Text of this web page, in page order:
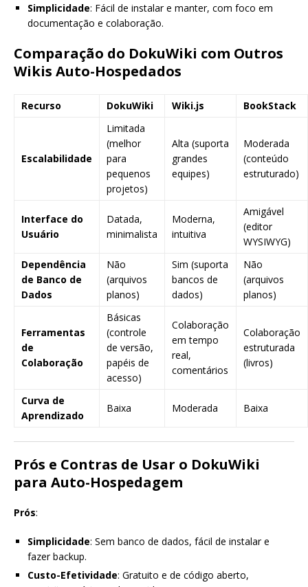
Simplicidade: Fácil de instalar e manter, com foco em
documentação e colaboração.
Comparação do DokuWiki com Outros
Wikis Auto-Hospedados
Recurso DokuWiki Wiki.js BookStack
Escalabilidade
Limitada
(melhor
para
pequenos
projetos)
Alta (suporta
grandes
equipes)
Moderada
(conteúdo
estruturado)
Interface do
Usuário
Datada,
minimalista
Moderna,
intuitiva
Amigável
(editor
WYSIWYG)
Dependência
de Banco de
Dados
Não
(arquivos
planos)
Sim (suporta
bancos de
dados)
Não
(arquivos
planos)
Ferramentas
de
Colaboração
Básicas
(controle
de versão,
papéis de
acesso)
Colaboração
em tempo
real,
comentários
Colaboração
estruturada
(livros)
Curva de
Aprendizado
Baixa Moderada Baixa
Prós e Contras de Usar o DokuWiki
para Auto-Hospedagem
Prós:
Simplicidade: Sem banco de dados, fácil de instalar e
fazer backup.
Custo-Efetividade: Gratuito e de código aberto,